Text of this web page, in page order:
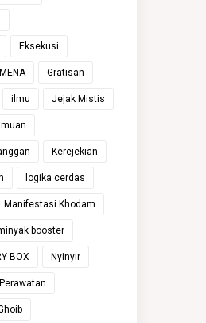
Eksekusi
Gratisan
ilmu Jejak Mistis
Kerejekian
logika cerdas
Manifestasi Khodam
booster
BOX Nyinyir
Perawatan